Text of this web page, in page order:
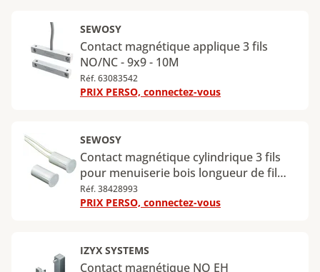
SEWOSY
Contact magnétique applique 3 fils
NO/NC - 9x9 - 10M
Réf. 63083542
PRIX PERSO, connectez-vous
SEWOSY
Contact magnétique cylindrique 3 fils
pour menuiserie bois longueur de fil
2000 mm
Réf. 38428993
PRIX PERSO, connectez-vous
IZYX SYSTEMS
Contact magnétique NO EH